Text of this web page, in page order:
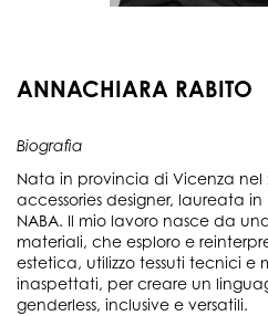
ANNACHIARA RABITO
Biografia
Nata in provincia di Vicenza nel
accessories designer, laureata in
NABA. Il mio lavoro nasce da
materiali, che esploro e
estetica, utilizzo tessuti tecnici e
inaspettati, per creare un
genderless, inclusive e versatili.